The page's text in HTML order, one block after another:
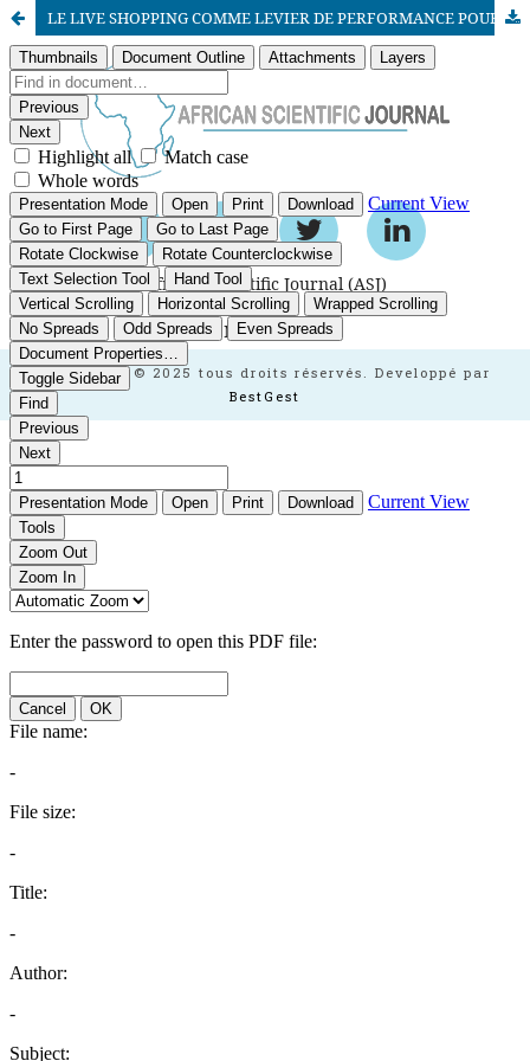
LE LIVE SHOPPING COMME LEVIER DE PERFORMANCE POUR LES PETITS COMMERCES MAROCAINS : ETUDE QUALITATIVE MENEE A AGADIR
African Scientific Journal (ASJ)
ISSN : 2658-9311
African SJ © 2025 tous droits réservés. Developpé par
BestGest